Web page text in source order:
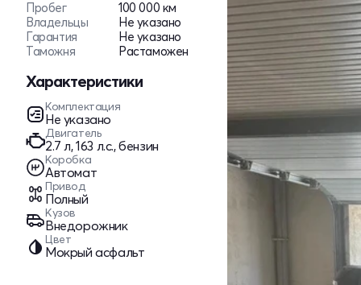
Пробег
100 000 км
Владельцы
Не указано
Гарантия
Не указано
Таможня
Растаможен
Характеристики
Комплектация
Не указано
Двигатель
2.7 л, 163 л.с., бензин
Коробка
Автомат
Привод
Полный
Кузов
Внедорожник
Цвет
Мокрый асфальт